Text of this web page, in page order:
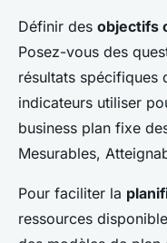
Définir des objectifs
Posez-vous des
résultats spécifiques
indicateurs utiliser
business plan fixe
Mesurables,
Pour faciliter la
ressources